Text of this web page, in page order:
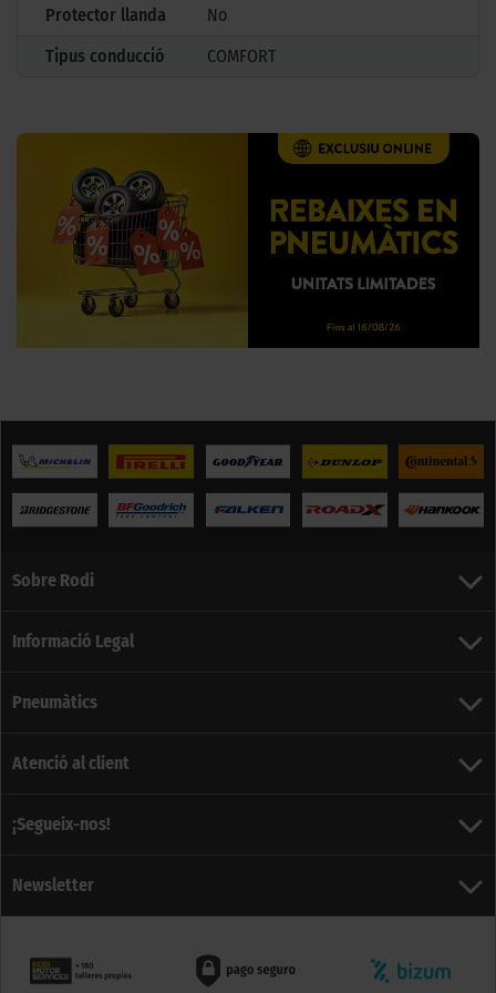
Protector llanda
No
Tipus conducció
COMFORT
Sobre Rodi
Informació Legal
Pneumàtics
Atenció al client
¡Segueix-nos!
Newsletter